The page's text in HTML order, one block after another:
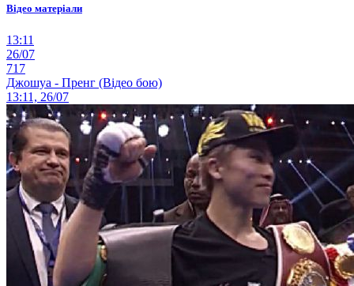
Відео матеріали
13:11
26/07
717
Джошуа - Пренг (Відео бою)
13:11, 26/07